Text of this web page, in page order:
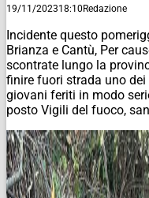
19/11/202318:10Redazione
Incidente questo
Brianza e Cantù, Per
scontrate lungo la
finire fuori strada uno
giovani feriti in modo
posto Vigili del fuoco,